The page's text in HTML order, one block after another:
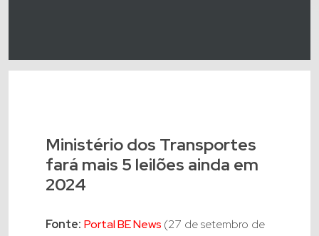
Ministério dos Transportes
fará mais 5 leilões ainda em
2024
Fonte: Portal BE News (27 de setembro de